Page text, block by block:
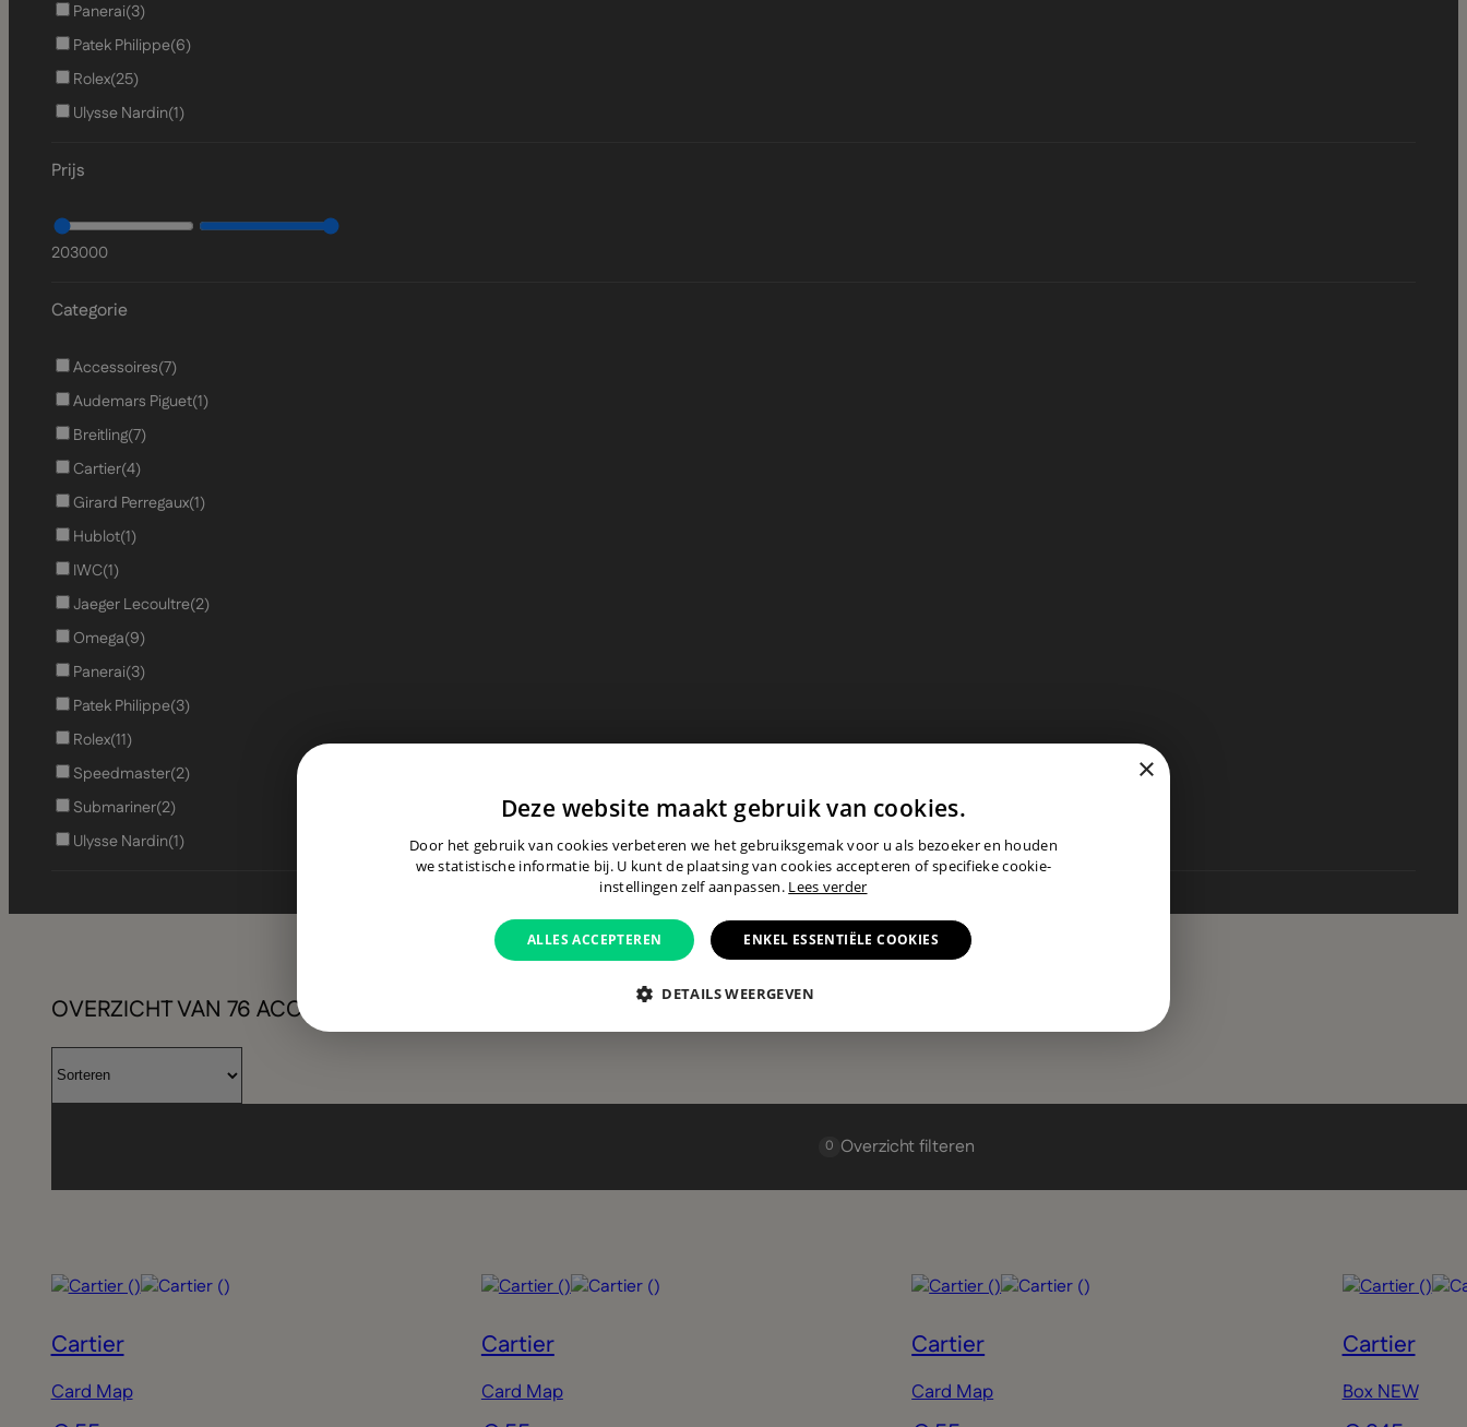
Panerai(3)
Patek Philippe(6)
Rolex(25)
Ulysse Nardin(1)
Prijs
203000
Categorie
Accessoires(7)
Audemars Piguet(1)
Breitling(7)
Cartier(4)
Girard Perregaux(1)
Hublot(1)
IWC(1)
Jaeger Lecoultre(2)
Omega(9)
Panerai(3)
Patek Philippe(3)
Rolex(11)
Speedmaster(2)
Submariner(2)
Ulysse Nardin(1)
OVERZICHT VAN 76 ACCESSOIRES
0 Overzicht filteren
Cartier
Card Map
Cartier
Card Map
Cartier
Card Map
Cartier
Box NEW
×
Deze website maakt gebruik van cookies.
Door het gebruik van cookies verbeteren we het gebruiksgemak voor u als bezoeker en houden
we statistische informatie bij. U kunt de plaatsing van cookies accepteren of specifieke cookie-
instellingen zelf aanpassen. Lees verder
ALLES ACCEPTEREN ENKEL ESSENTIËLE COOKIES
DETAILS WEERGEVEN